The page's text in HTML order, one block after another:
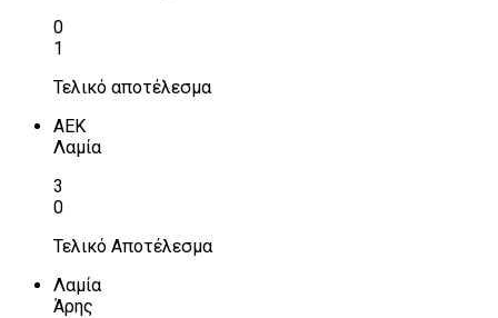
0
1
Τελικό αποτέλεσμα
ΑΕΚ
Λαμία
3
0
Τελικό Αποτέλεσμα
Λαμία
Άρης